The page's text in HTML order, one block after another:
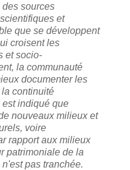
sources
et
que se développent
croisent les
et socio-
la communauté
documenter les
continuité
indiqué que
nouveaux milieux et
voire
rapport aux milieux
patrimoniale de la
pas tranchée.